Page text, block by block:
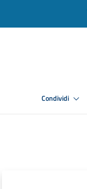
Condividi